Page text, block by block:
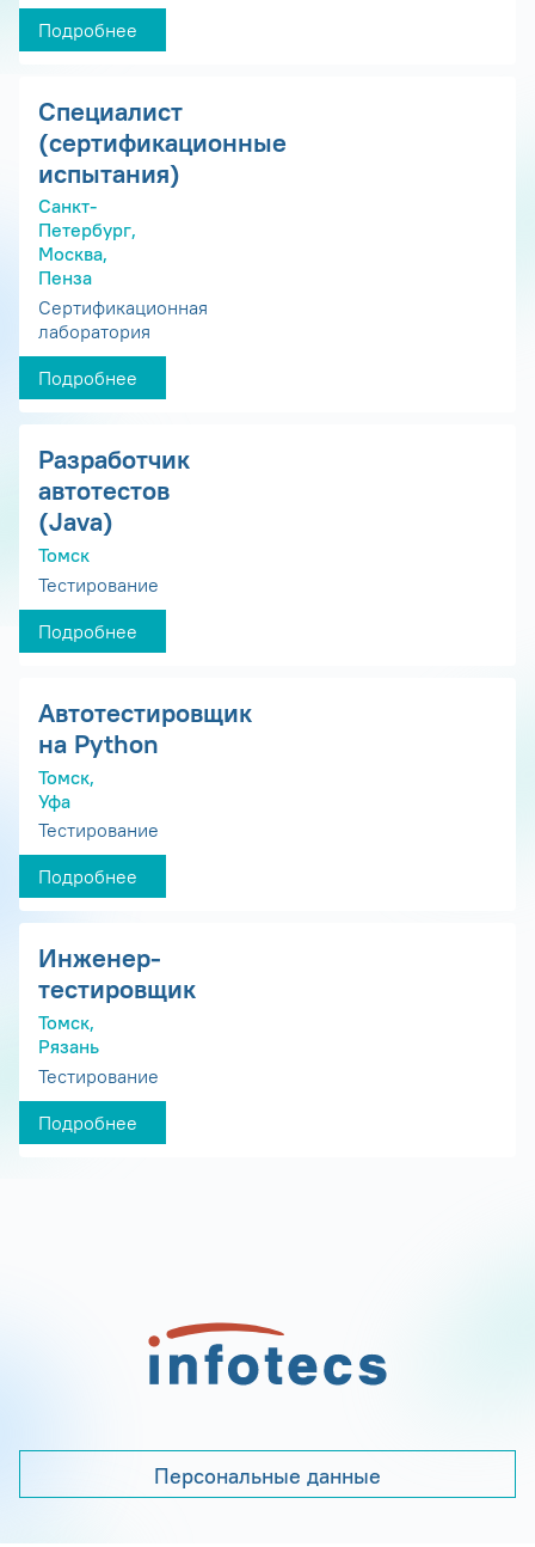
Подробнее
Специалист
(сертификационные
испытания)
Санкт-
Петербург,
Москва,
Пенза
Сертификационная
лаборатория
Подробнее
Разработчик
автотестов
(Java)
Томск
Тестирование
Подробнее
Автотестировщик
на Python
Томск,
Уфа
Тестирование
Подробнее
Инженер-
тестировщик
Томск,
Рязань
Тестирование
Подробнее
Персональные данные